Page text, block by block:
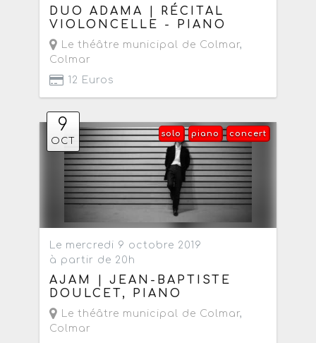
DUO ADAMA | RÉCITAL
VIOLONCELLE - PIANO
Le théâtre municipal de Colmar,
Colmar
12 Euros
9
OCT
concert
piano
solo
Le mercredi 9 octobre 2019
à partir de 20h
AJAM | JEAN-BAPTISTE
DOULCET, PIANO
Le théâtre municipal de Colmar,
Colmar